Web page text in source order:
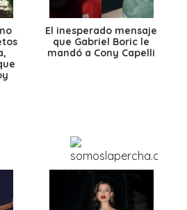
El inesperado mensaje
que Gabriel Boric le
mandó a Cony Capelli